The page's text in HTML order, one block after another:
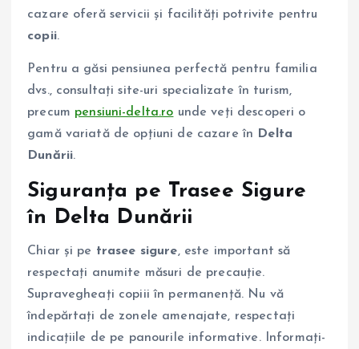
cazare oferă servicii și facilități potrivite pentru
copii.
Pentru a găsi pensiunea perfectă pentru familia
dvs., consultați site-uri specializate în turism,
precum pensiuni-delta.ro unde veți descoperi o
gamă variată de opțiuni de cazare în
Delta
Dunării.
Siguranța pe Trasee Sigure
în Delta Dunării
Chiar și pe trasee sigure, este important să
respectați anumite măsuri de precauție.
Supravegheați copiii în permanență. Nu vă
îndepărtați de zonele amenajate, respectați
indicațiile de pe panourile informative. Informați-